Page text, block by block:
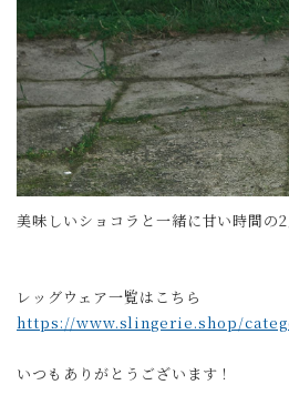
美味しいショコラと一緒に甘い時間の
レッグウェア一覧はこちら
https://www.slingerie.shop/
いつもありがとうございます！